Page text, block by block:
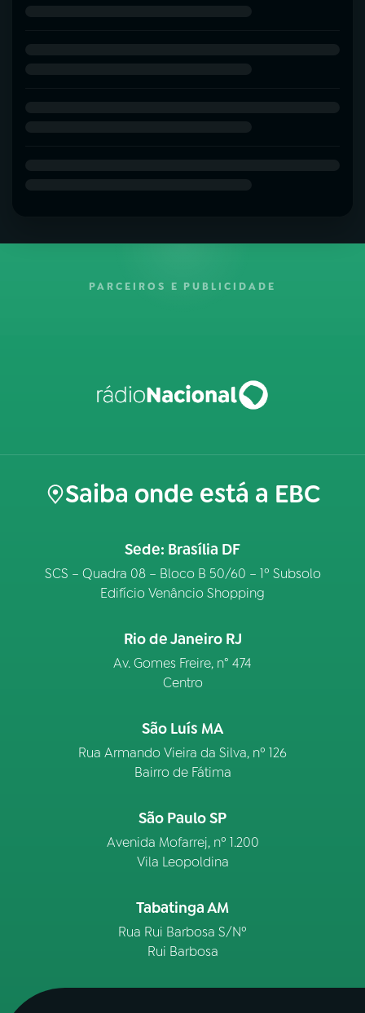
PARCEIROS E PUBLICIDADE
Saiba onde está a EBC
Sede: Brasília DF
SCS – Quadra 08 – Bloco B 50/60 – 1º Subsolo
Edifício Venâncio Shopping
Rio de Janeiro RJ
Av. Gomes Freire, n° 474
Centro
São Luís MA
Rua Armando Vieira da Silva, nº 126
Bairro de Fátima
São Paulo SP
Avenida Mofarrej, nº 1.200
Vila Leopoldina
Tabatinga AM
Rua Rui Barbosa S/Nº
Rui Barbosa